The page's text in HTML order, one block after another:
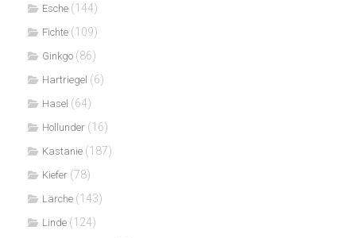
Esche (144)
Fichte (109)
Ginkgo (86)
Hartriegel (6)
Hasel (64)
Hollunder (16)
Kastanie (187)
Kiefer (78)
Lärche (143)
Linde (124)